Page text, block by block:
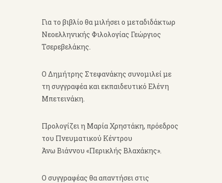
Για το βιβλίο θα μιλήσει ο μεταδιδάκτωρ
Νεοελληνικής Φιλολογίας Γεώργιος
Τσερεβελάκης.
Ο Δημήτρης Στεφανάκης συνομιλεί με
τη συγγραφέα και εκπαιδευτικό Ελένη
Μπετεινάκη.
Προλογίζει η Μαρία Χρηστάκη, πρόεδρος
του Πνευματικού Κέντρου
Άνω Βιάννου «Περικλής Βλαχάκης».
Ο συγγραφέας θα απαντήσει στις